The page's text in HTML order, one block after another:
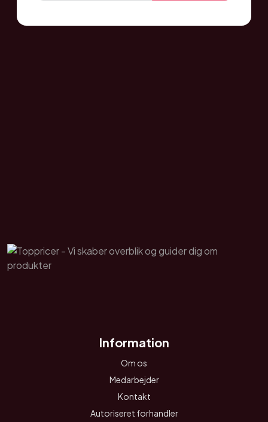
Information
Om os
Medarbejder
Kontakt
Autoriseret forhandler